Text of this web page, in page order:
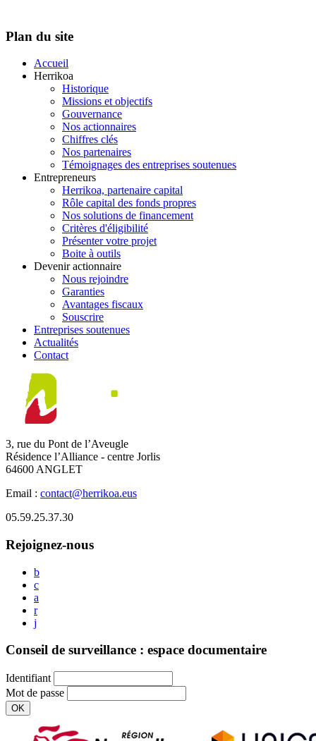
Plan du site
Accueil
Herrikoa
Historique
Missions et objectifs
Gouvernance
Nos actionnaires
Chiffres clés
Nos partenaires
Témoignages des entreprises soutenues
Entrepreneurs
Herrikoa, partenaire capital
Rôle capital des fonds propres
Nos solutions de financement
Critères d'éligibilité
Présenter votre projet
Boite à outils
Devenir actionnaire
Nous rejoindre
Garanties
Avantages fiscaux
Souscrire
Entreprises soutenues
Actualités
Contact
3, rue du Pont de l’Aveugle
Résidence l’Alliance - centre Jorlis
64600 ANGLET
Email : contact@herrikoa.eus
05.59.25.37.30
Rejoignez-nous
b
c
a
r
j
Conseil de surveillance : espace documentaire
Identifiant
Mot de passe
OK